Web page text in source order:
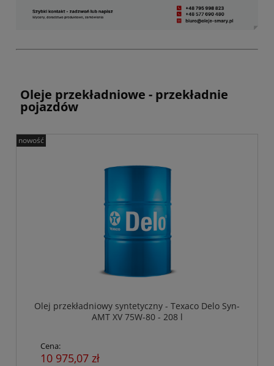
Oleje przekładniowe - przekładnie
pojazdów
Olej przekładniowy syntetyczny - Texaco Delo Syn-
AMT XV 75W-80 - 208 l
Cena:
10 975,07 zł
nowość